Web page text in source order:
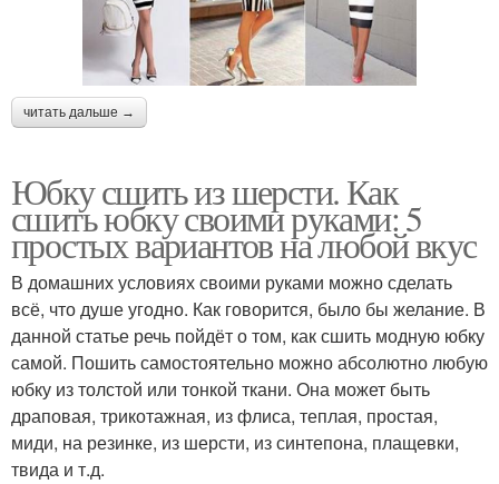
читать дальше →
Юбку сшить из шерсти. Как
сшить юбку своими руками: 5
простых вариантов на любой вкус
В домашних условиях своими руками можно сделать
всё, что душе угодно. Как говорится, было бы желание. В
данной статье речь пойдёт о том, как сшить модную юбку
самой. Пошить самостоятельно можно абсолютно любую
юбку из толстой или тонкой ткани. Она может быть
драповая, трикотажная, из флиса, теплая, простая,
миди, на резинке, из шерсти, из синтепона, плащевки,
твида и т.д.